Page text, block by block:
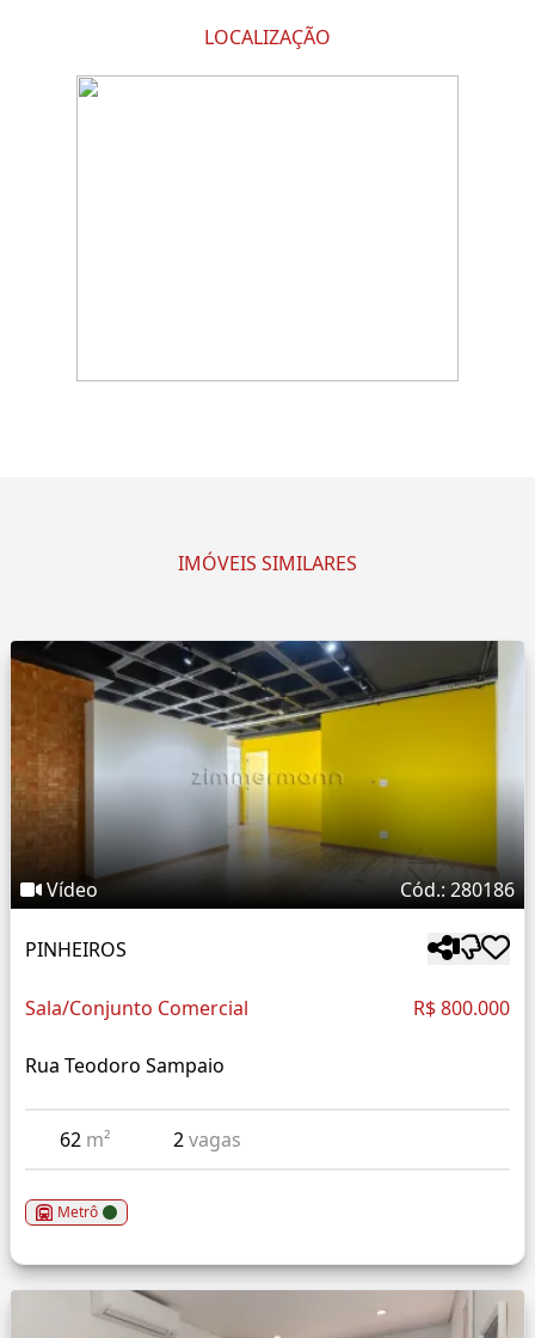
LOCALIZAÇÃO
IMÓVEIS SIMILARES
Vídeo Cód.: 280186
PINHEIROS
Sala/Conjunto Comercial R$ 800.000
Rua Teodoro Sampaio
62 m² 2vagas
Metrô